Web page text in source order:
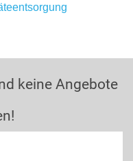
keine Angebote